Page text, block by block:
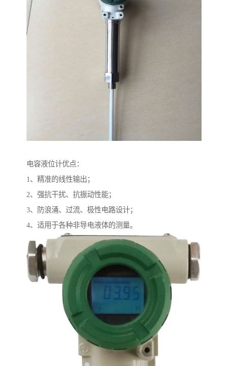
电容液位计优点：
1、精准的线性输出；
2、强抗干扰、抗振动性能；
3、防浪涌、过流、极性电路设计；
4、适用于各种非导电液体的测量。